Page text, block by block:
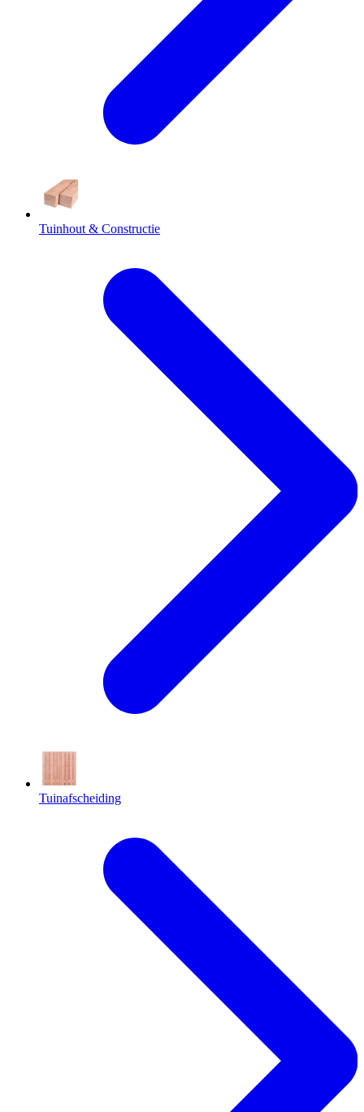
Tuinhout & Constructie
Tuinafscheiding